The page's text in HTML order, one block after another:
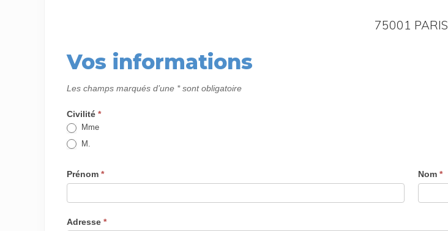
75001 PARIS
Vos informations
Don
par
chèque
Les champs mar­qués d’une * sont obligatoire
Civi­li­té *
Mme
M.
Pré­nom * Nom*
Adresse *